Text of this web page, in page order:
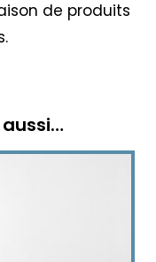
de produits